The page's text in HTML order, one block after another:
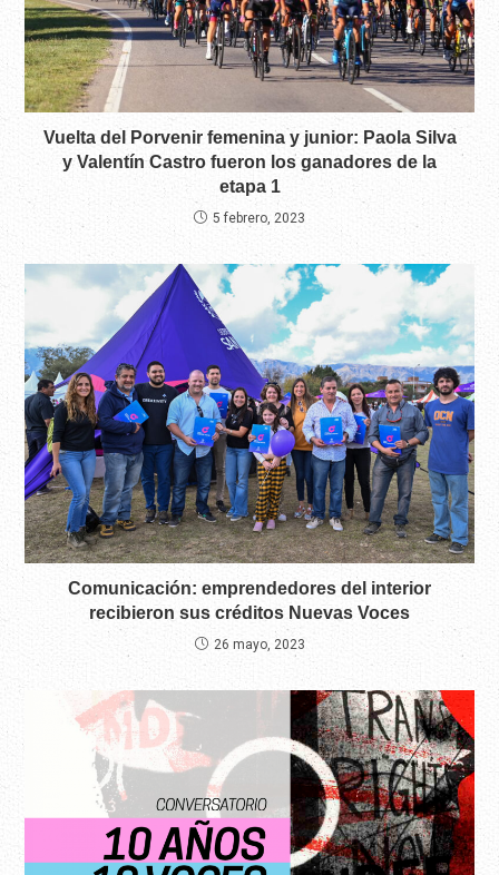
Vuelta del Porvenir femenina y junior: Paola Silva
y Valentín Castro fueron los ganadores de la
etapa 1
5 febrero, 2023
Comunicación: emprendedores del interior
recibieron sus créditos Nuevas Voces
26 mayo, 2023